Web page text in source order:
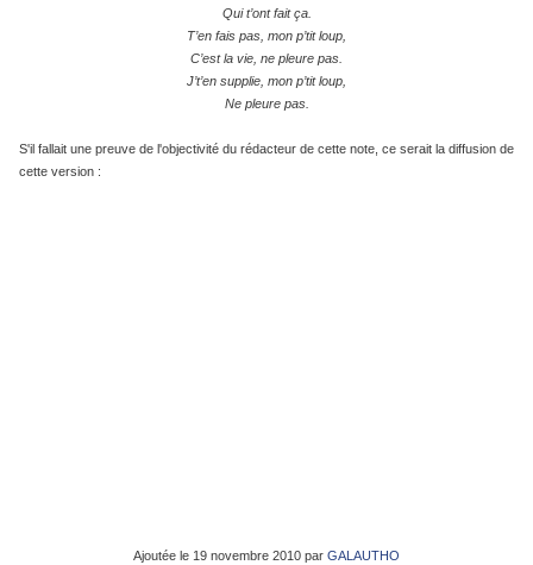
Qui t’ont fait ça.
T’en fais pas, mon p’tit loup,
C’est la vie, ne pleure pas.
J’t’en supplie, mon p’tit loup,
Ne pleure pas.
S'il fallait une preuve de l'objectivité du rédacteur de cette note, ce serait la diffusion de
cette version :
Ajoutée le 19 novembre 2010 par GALAUTHO